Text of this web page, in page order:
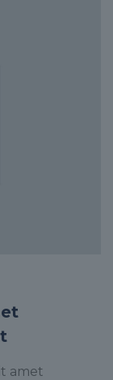
amet